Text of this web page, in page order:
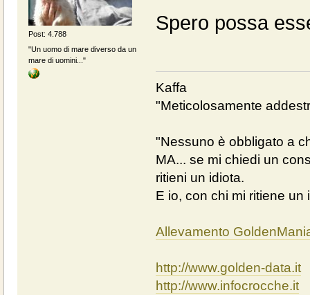
Post: 4.788
"Un uomo di mare diverso da un
mare di uomini..."
Spero possa
Kaffa
"Meticolosamente
"Nessuno è obbligato a
MA... se mi chiedi un
ritieni un idiota.
E io, con chi mi ritiene
Allevamento
http://www.golden-data.it
http://www.infocrocche.it